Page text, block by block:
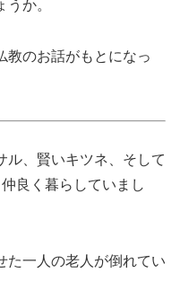
か。
教のお話がもとになっ
ル、賢いキツネ、そして
良く暮らしていまし
た一人の老人が倒れてい